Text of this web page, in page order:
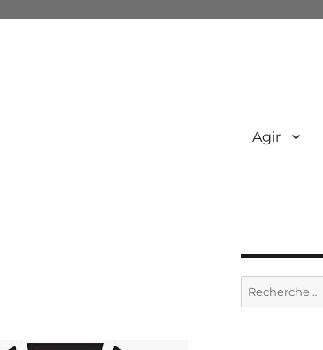
Agir
Recherche
pour :